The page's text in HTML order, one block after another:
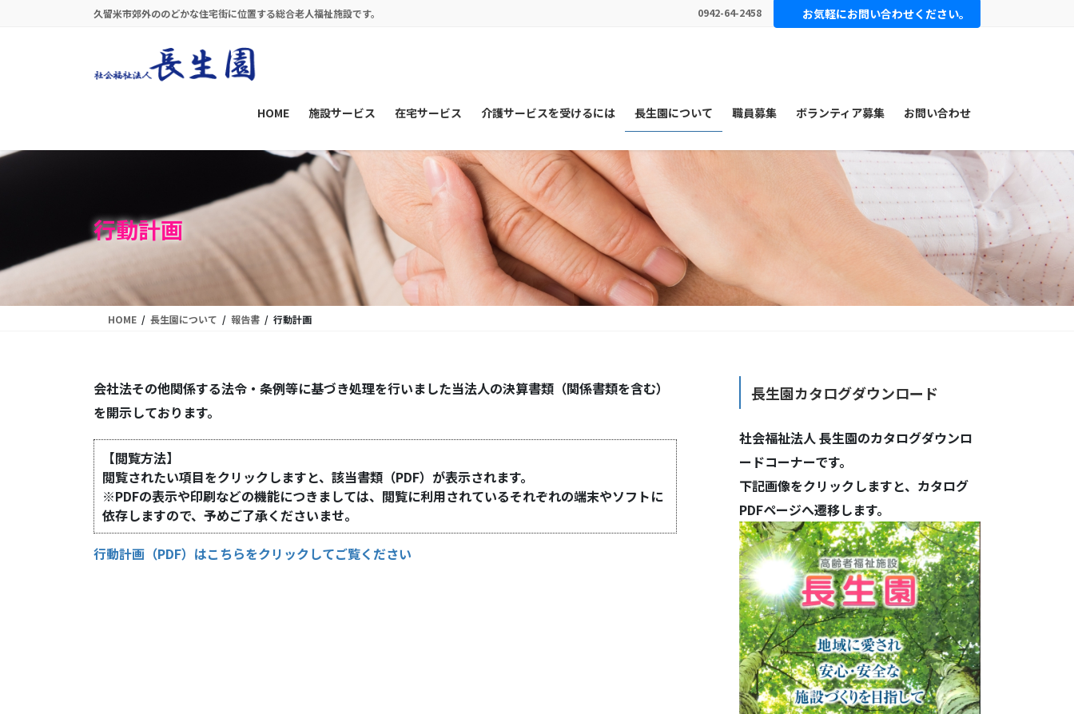
移
久留米市郊外ののどかな住宅街に位置する総合老人福祉施設です。 0942-64-2458 お気軽にお問い合わせください。
HOME 施設サービス 在宅サービス 介護サービスを受けるには 長生園について 職員募集 ボランティア募集 お問い合わせ
行動計画
HOME 長生園について 報告書 行動計画
会社法その他関係する法令・条例等に基づき処理を行いました当法人の決算書類（関係書類を含む）
を開示しております。
【閲覧方法】
閲覧されたい項目をクリックしますと、該当書類（PDF）が表示されます。
※PDFの表示や印刷などの機能につきましては、閲覧に利用されているそれぞれの端末やソフトに
依存しますので、予めご了承くださいませ。
行動計画（PDF）はこちらをクリックしてご覧ください
長生園カタログダウンロード
社会福祉法人 長生園のカタログダウンロ
ードコーナーです。
下記画像をクリックしますと、カタログ
PDFページへ遷移します。